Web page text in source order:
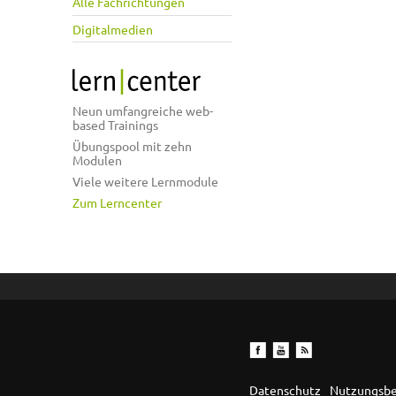
Digitalmedien
Neun umfangreiche web-
based Trainings
Übungspool mit zehn
Modulen
Viele weitere Lernmodule
Zum Lerncenter
Datenschutz